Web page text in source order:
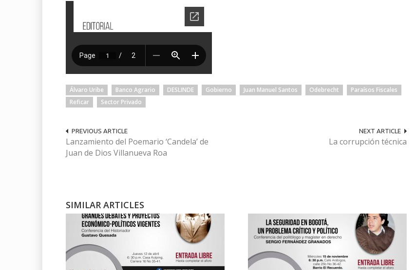
Álvaro Uribe Banco Agrario DESLINDE Gobierno Juan Manuel Santos Odebrecht
Paraísos Fiscales
Reficar
Sector Privado
PREVIOUS ARTICLE
Lanzamiento del Poemario ‘Candela’ de
Juan de Dios Villanueva Roa
NEXT ARTICLE
La corrupción técnica
SIMILAR ARTICLES